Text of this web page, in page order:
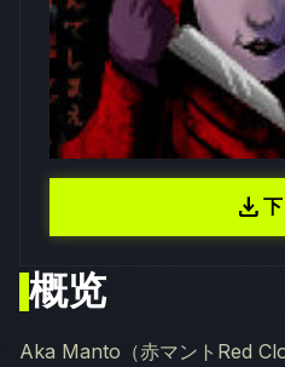
概览
Aka Manto（赤マントRed
download